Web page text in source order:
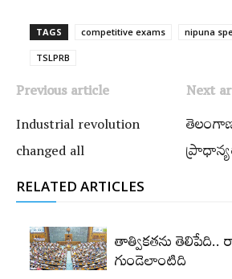
TAGS competitive exams nipuna
TSLPRB
Previous article
Industrial revolution
changed all
Next
RELATED ARTICLES
తాత్వికతను
గుండెలాంటిది